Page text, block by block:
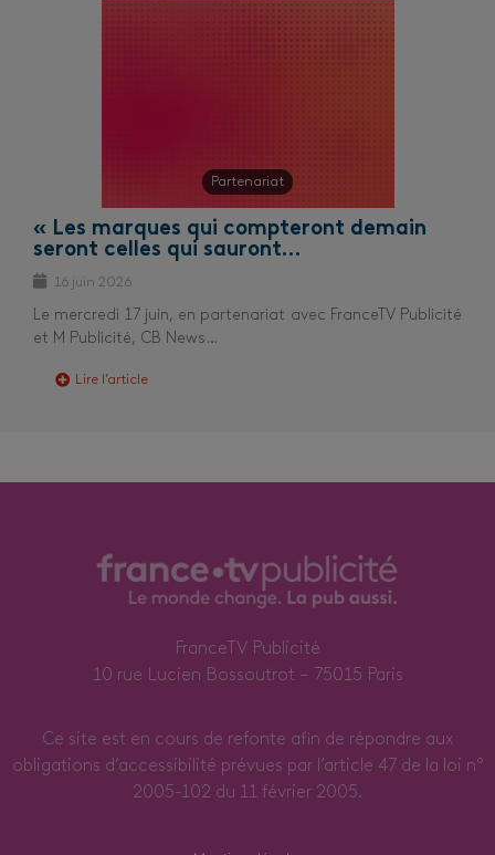
Partenariat
« Les marques qui compteront demain
seront celles qui sauront…
16 juin 2026
Le mercredi 17 juin, en partenariat avec FranceTV Publicité
et M Publicité, CB News…
Lire l’article
FranceTV Publicité
10 rue Lucien Bossoutrot – 75015 Paris
Ce site est en cours de refonte afin de répondre aux
obligations d’accessibilité prévues par l’article 47 de la loi n°
2005-102 du 11 février 2005.